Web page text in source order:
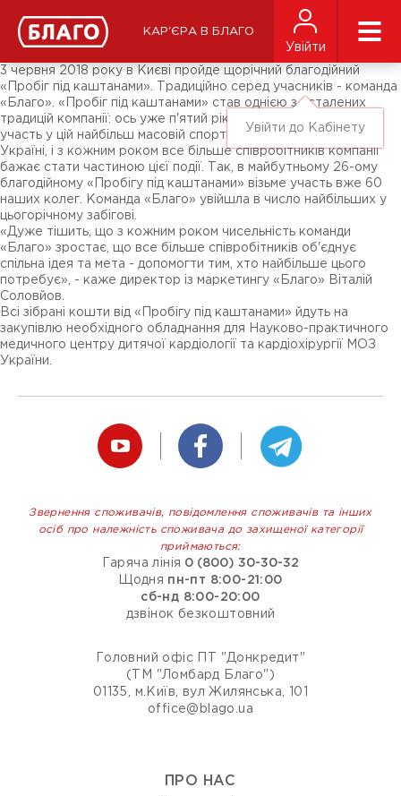
КАР'ЄРА В БЛАГО
Увійти
Увійти до Кабінету
ЗМІ про нас
Підписники соц-мереж
Ярмарки
3 червня 2018 року в Києві пройде щорічний благодійний
«Пробіг під каштанами». Традиційно серед учасників - команда
«Благо». «Пробіг під каштанами» став однією з усталених
традицій компанії: ось уже п'ятий рік поспіль «Благо» бере
участь у цій найбільш масовій спортивно-благодійній акції в
Україні, і з кожним роком все більше співробітників компанії
бажає стати частиною цієї події. Так, в майбутньому 26-ому
благодійному «Пробігу під каштанами» візьме участь вже 60
наших колег. Команда «Благо» увійшла в число найбільших у
цьогорічному забігові.
«Дуже тішить, що з кожним роком чисельність команди
«Благо» зростає, що все більше співробітників об'єднує
спільна ідея та мета - допомогти тим, хто найбільше цього
потребує», - каже директор із маркетингу «Благо» Віталій
Соловйов.
Всі зібрані кошти від «Пробігу під каштанами» йдуть на
закупівлю необхідного обладнання для Науково-практичного
медичного центру дитячої кардіології та кардіохірургії МОЗ
України.
Звернення споживачів, повідомлення споживачів та інших
осіб про належність споживача до захищеної категорії
приймаються:
Гаряча лінія 0 (800) 30-30-32
Щодня пн-пт 8:00-21:00
сб-нд 8:00-20:00
дзвінок безкоштовний
Головний офіс ПТ "Донкредит"
(ТМ "Ломбард Благо")
01135, м.Київ, вул Жилянська, 101
office@blago.ua
ПРО НАС